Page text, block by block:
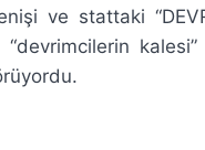
ve stattaki
“devrimcilerin